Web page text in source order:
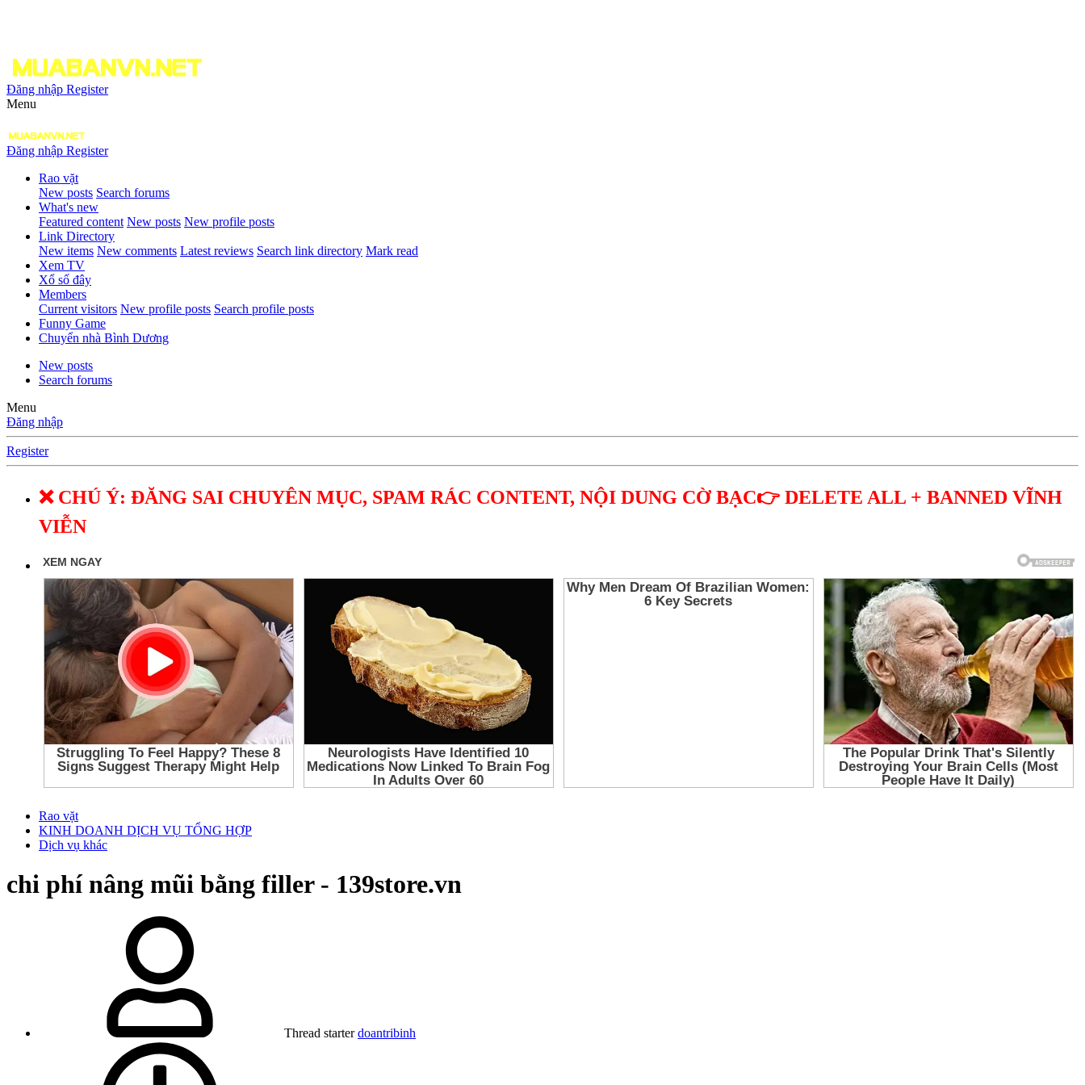
Đăng nhập Register
Menu
Đăng nhập Register
Rao vặt
New posts Search forums
What's new
Featured content New posts New profile posts
Link Directory
New items New comments Latest reviews Search link directory Mark read
Xem TV
Xổ số đây
Members
Current visitors New profile posts Search profile posts
Funny Game
Chuyển nhà Bình Dương
New posts
Search forums
Menu
Đăng nhập
Register
❌ CHÚ Ý: ĐĂNG SAI CHUYÊN MỤC, SPAM RÁC CONTENT, NỘI DUNG CỜ BẠC👉 DELETE ALL + BANNED VĨNH
VIỄN
Rao vặt
KINH DOANH DỊCH VỤ TỔNG HỢP
Dịch vụ khác
chi phí nâng mũi bằng filler - 139store.vn
Thread starter doantribinh